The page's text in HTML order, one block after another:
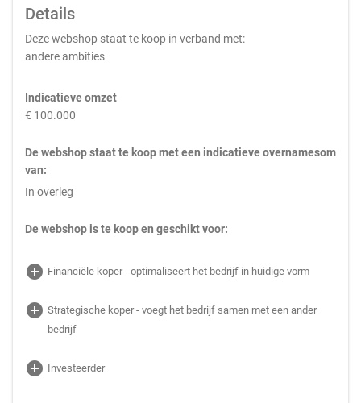
Details
Deze webshop staat te koop in verband met:
andere ambities
Indicatieve omzet
€ 100.000
De webshop staat te koop met een indicatieve overnamesom
van:
In overleg
De webshop is te koop en geschikt voor:
add_circle Financiële koper - optimaliseert het bedrijf in huidige vorm
add_circle Strategische koper - voegt het bedrijf samen met een ander
bedrijf
add_circle Investeerder